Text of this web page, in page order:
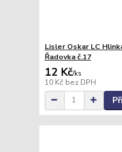
Lisler Oskar LC
Řadovka č.17
12 Kč/ks
10 Kč bez DPH